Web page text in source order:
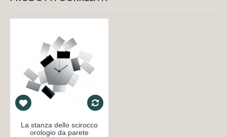
La stanza dello scirocco
orologio da parete